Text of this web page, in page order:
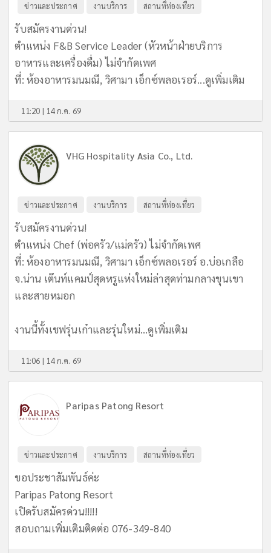
ข่าวและประกาศ งานบริการ สถานที่ท่องเที่ยว
รับสมัครงานด่วน!
ตำแหน่ง F&B Service Leader (หัวหน้าฝ่ายบริการ
อาหารและเครื่องดื่ม) ไม่จำกัดเพศ
ที่: ห้องอาหารมนมณี, วิศามา เอ็กซ์พลอเรอร์...ดูเพิ่มเติม
11:20 | 14 ก.ค. 69
VHG Hospitality Asia Co., Ltd.
ข่าวและประกาศ งานบริการ สถานที่ท่องเที่ยว
รับสมัครงานด่วน!
ตำแหน่ง Chef (พ่อครัว/แม่ครัว) ไม่จำกัดเพศ
ที่: ห้องอาหารมนมณี, วิศามา เอ็กซ์พลอเรอร์ อ.บ่อเกลือ
จ.น่าน เต๊นท์แคมป์สุดหรูแห่งใหม่ล่าสุดท่ามกลางขุนเขา
และสายหมอก
งานนี้ทั้งเชฟรุ่นเก๋าและรุ่นใหม่...ดูเพิ่มเติม
11:06 | 14 ก.ค. 69
Paripas Patong Resort
ข่าวและประกาศ งานบริการ สถานที่ท่องเที่ยว
ขอประชาสัมพันธ์ค่ะ
Paripas Patong Resort
เปิดรับสมัครด่วน!!!!!
สอบถามเพิ่มเติมติดต่อ 076-349-840